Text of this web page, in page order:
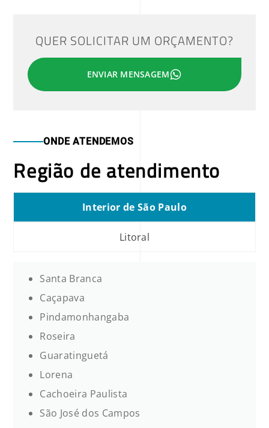
QUER SOLICITAR UM ORÇAMENTO?
ENVIAR MENSAGEM
ONDE ATENDEMOS
Região de atendimento
Interior de São Paulo
Litoral
Santa Branca
Caçapava
Pindamonhangaba
Roseira
Guaratinguetá
Lorena
Cachoeira Paulista
São José dos Campos